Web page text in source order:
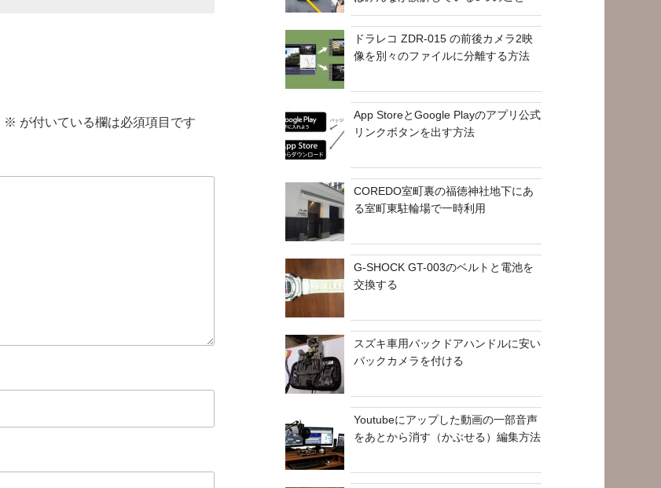
※ が付いている欄は必須項目です
ドラレコ ZDR-015 の前後カメラ2映
像を別々のファイルに分離する方法
App StoreとGoogle Playのアプリ公式
リンクボタンを出す方法
COREDO室町裏の福徳神社地下にあ
る室町東駐輪場で一時利用
G-SHOCK GT-003のベルトと電池を
交換する
スズキ車用バックドアハンドルに安い
バックカメラを付ける
Youtubeにアップした動画の一部音声
をあとから消す（かぶせる）編集方法